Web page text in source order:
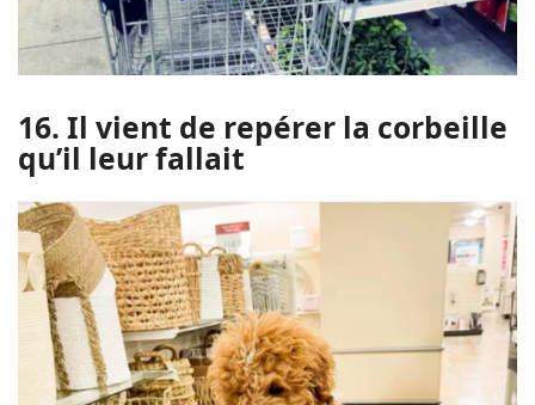
16. Il vient de repérer la corbeille
qu’il leur fallait